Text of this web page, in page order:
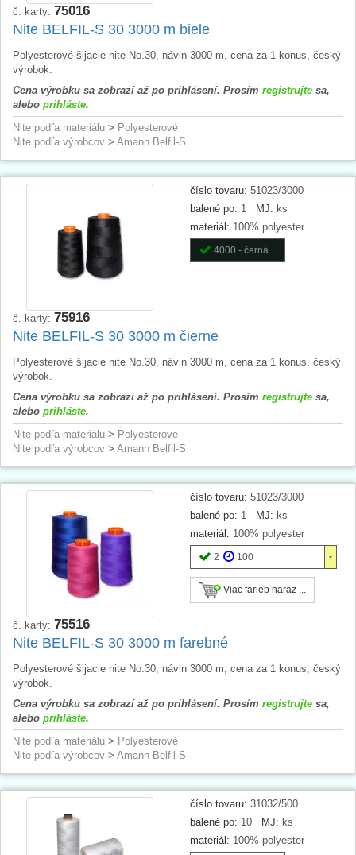
č. karty: 75016
Nite BELFIL-S 30 3000 m biele
Polyesterové šijacie nite No.30, návin 3000 m, cena za 1 konus, český
výrobok.
Cena výrobku sa zobrazí až po prihlásení. Prosím registrujte sa,
alebo prihláste.
Nite podľa materiálu > Polyesterové
Nite podľa výrobcov > Amann Belfil-S
číslo tovaru: 51023/3000
balené po: 1 MJ: ks
materiál: 100% polyester
4000 - černá
č. karty: 75916
Nite BELFIL-S 30 3000 m čierne
Polyesterové šijacie nite No.30, návin 3000 m, cena za 1 konus, český
výrobok.
Cena výrobku sa zobrazí až po prihlásení. Prosím registrujte sa,
alebo prihláste.
Nite podľa materiálu > Polyesterové
Nite podľa výrobcov > Amann Belfil-S
číslo tovaru: 51023/3000
balené po: 1 MJ: ks
materiál: 100% polyester
2 100
Viac farieb naraz ...
č. karty: 75516
Nite BELFIL-S 30 3000 m farebné
Polyesterové šijacie nite No.30, návin 3000 m, cena za 1 konus, český
výrobok.
Cena výrobku sa zobrazí až po prihlásení. Prosím registrujte sa,
alebo prihláste.
Nite podľa materiálu > Polyesterové
Nite podľa výrobcov > Amann Belfil-S
číslo tovaru: 31032/500
balené po: 10 MJ: ks
materiál: 100% polyester